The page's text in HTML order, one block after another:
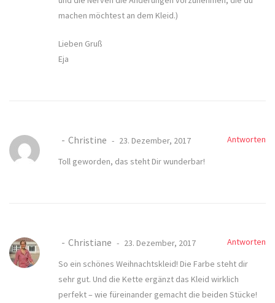
machen möchtest an dem Kleid.)
Lieben Gruß
Eja
Christine 23. Dezember, 2017
Antworten
Toll geworden, das steht Dir wunderbar!
Christiane 23. Dezember, 2017
Antworten
So ein schönes Weihnachtskleid! Die Farbe steht dir
sehr gut. Und die Kette ergänzt das Kleid wirklich
perfekt – wie füreinander gemacht die beiden Stücke!